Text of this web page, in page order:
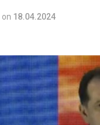
on 18.04.2024